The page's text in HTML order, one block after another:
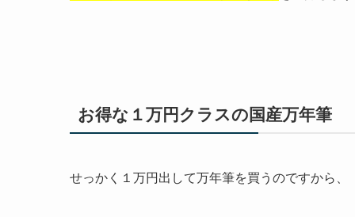
お得な１万円クラスの国産万年筆
せっかく１万円出して万年筆を買うのですから、